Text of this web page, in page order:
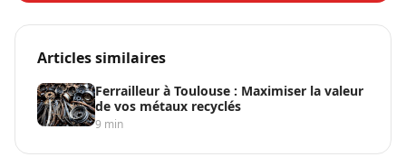
Articles similaires
Ferrailleur à Toulouse : Maximiser la valeur
de vos métaux recyclés
9 min